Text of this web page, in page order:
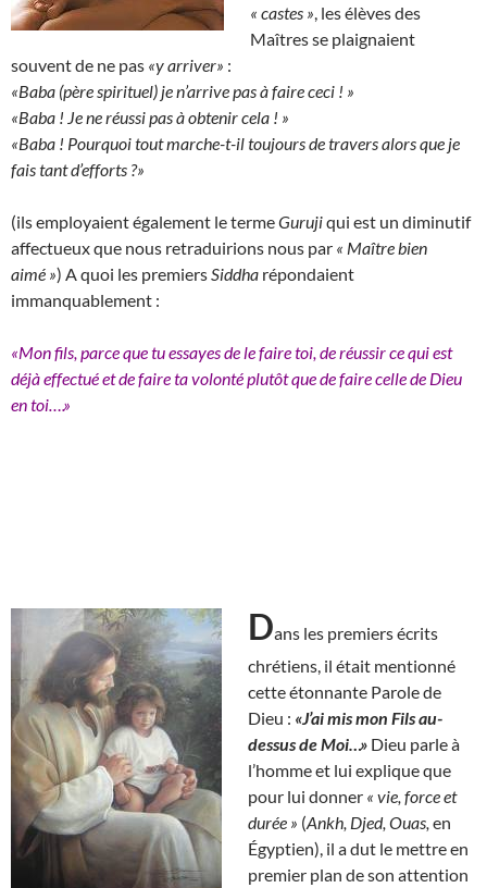
« castes » , les élèves des
Maîtres se plaignaient
souvent de ne pas «y arriver» :
«Baba (père spirituel) je n’arrive pas à faire ceci ! »
«Baba ! Je ne réussi pas à obtenir cela ! »
«Baba ! Pourquoi tout marche-t-il toujours de travers alors que je
fais tant d’efforts ?»
(ils employaient également le termeGurujiqui est un diminutif
affectueux que nous retraduirions nous par « Maître bien
aimé ») A quoi les premiers Siddha répondaient
immanquablement :
«Mon fils, parce que tu essayes de le faire toi, de réussir ce qui est
déjà effectué et de faire ta volonté plutôt que de faire celle de Dieu
en toi….»
Dans les premiers écrits
chrétiens, il était mentionné
cette étonnante Parole de
Dieu : «J’ai mis mon Fils au-
dessus de Moi…» Dieu parle à
l’homme et lui explique que
pour lui donner « vie, force et
durée » (Ankh, Djed, Ouas, en
Égyptien), il a dut le mettre en
premier plan de son attention